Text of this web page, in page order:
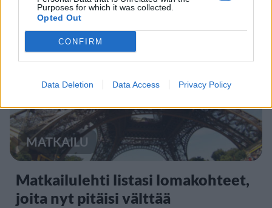
Purposes for which it was collected.
Opted Out
CONFIRM
Data Deletion Data Access Privacy Policy
5
MATKAILU
Matkailulehti listasi lomakohteet,
joita nyt pitäisi välttää